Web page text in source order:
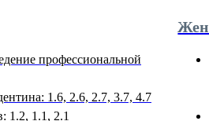
профессиональной
1.6, 2.6, 2.7, 3.7, 4.7
1.2, 1.1, 2.1